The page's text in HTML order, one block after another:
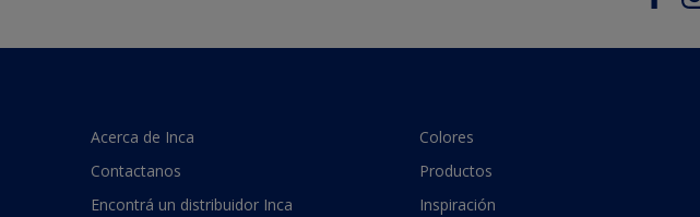
Acerca de Inca
Contactanos
Encontrá un distribuidor Inca
Colores
Productos
Inspiración